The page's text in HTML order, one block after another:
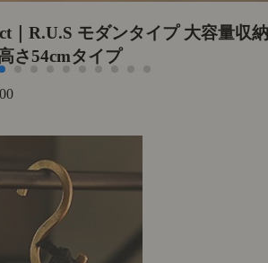
｜R.U.S モダンタイプ 大容量収納
さ54cmタイプ